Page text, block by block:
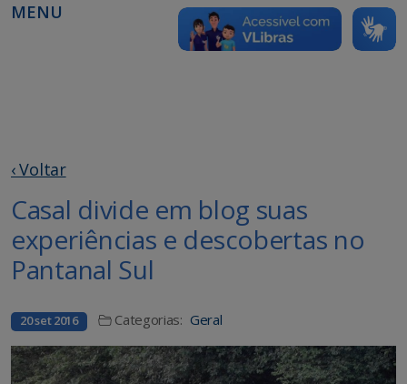
MENU
‹ Voltar
Casal divide em blog suas
experiências e descobertas no
Pantanal Sul
20 set 2016 Categorias: Geral